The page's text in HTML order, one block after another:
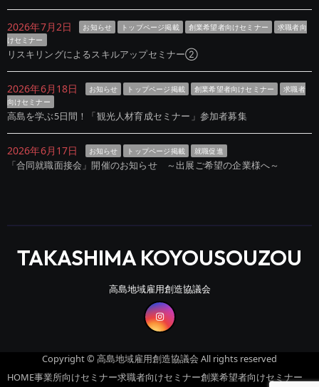
2026年7月2日 お知らせ トップページ掲載 創業希望者向けセミナー
求職者向
けセミナー
リスキリングによるスキルアップセミナー②
2026年6月18日 お知らせ トップページ掲載 創業希望者向けセミナー
求職者
向けセミナー
高島を学ぶ5日間！「観光人材育成セミナー」参加者募集
2026年6月17日 お知らせ トップページ掲載 就職促進
「合同就職面接会」開催のお知らせ ～出展ご希望の企業様へ～
TAKASHIMA KOYOUSOUZOU
高島地域雇用創造協議会
Copyright © 高島地域雇用創造協議会 All rights reserved
HOME事業所向けセミナー求職者向けセミナー創業希望者向けセミナー